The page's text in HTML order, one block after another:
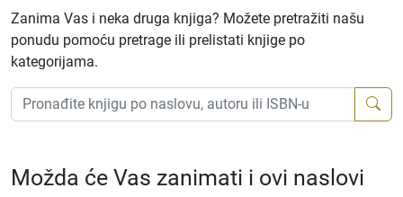
Zanima Vas i neka druga knjiga? Možete pretražiti našu
ponudu pomoću pretrage ili prelistati knjige po
kategorijama.
Možda će Vas zanimati i ovi naslovi